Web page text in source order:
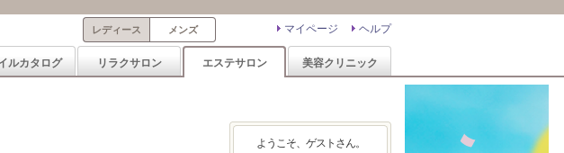
ヘルプ
マイページ
レディース メンズ
ルカタログ リラクサロン エステサロン 美容クリニック
ようこそ、ゲストさん。